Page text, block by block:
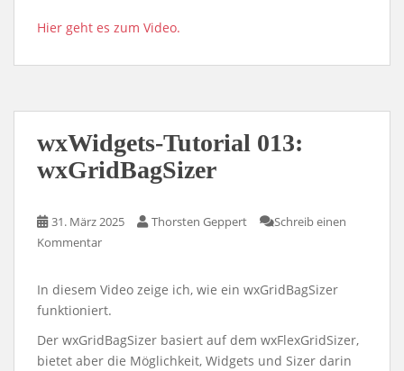
Hier geht es zum Video.
wxWidgets-Tutorial 013:
wxGridBagSizer
31. März 2025 Thorsten Geppert
Schreib einen
Kommentar
In diesem Video zeige ich, wie ein wxGridBagSizer
funktioniert.
Der wxGridBagSizer basiert auf dem wxFlexGridSizer,
bietet aber die Möglichkeit, Widgets und Sizer darin